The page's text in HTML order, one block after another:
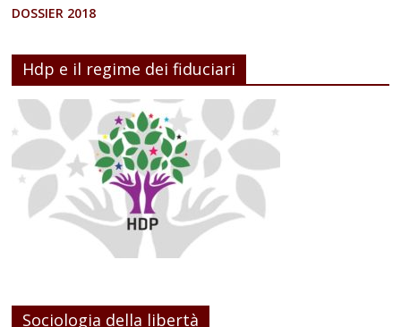
DOSSIER 2018
Hdp e il regime dei fiduciari
Sociologia della libertà